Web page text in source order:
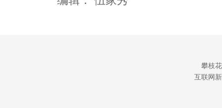
攀枝
互联网